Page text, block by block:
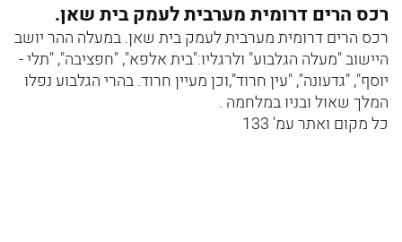
רכס הרים דרומית מערבית לעמק בית שאן.
רכס הרים דרומית מערבית לעמק בית שאן. במעלה ההר יושב
היישוב "מעלה הגלבוע" ולרגליו:"בית אלפא", "חפציבה", "תלי -
יוסף", "גדעונה", "עין חרוד",וכן מעיין חרוד. בהרי הגלבוע נפלו
המלך שאול ובניו במלחמה .
כל מקום ואתר עמ' 133